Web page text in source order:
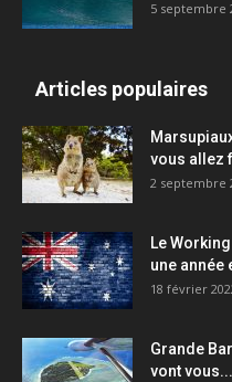
5 septembre
Articles populaires
vous allez
2 septembre
Le
une année
18 février
Grande
vont vous...